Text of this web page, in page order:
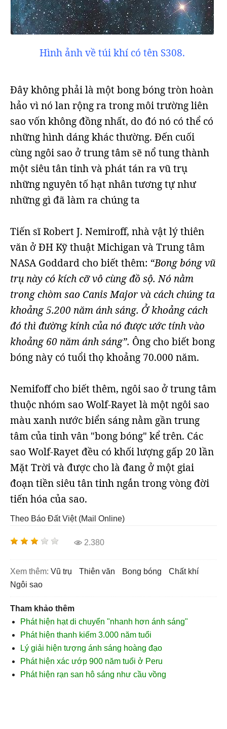
Hình ảnh về túi khí có tên S308.
Đây không phải là một bong bóng tròn hoàn
hảo vì nó lan rộng ra trong môi trường liên
sao vốn không đồng nhất, do đó nó có thể có
những hình dáng khác thường. Đến cuối
cùng ngôi sao ở trung tâm sẽ nổ tung thành
một siêu tân tinh và phát tán ra vũ trụ
những nguyên tố hạt nhân tương tự như
những gì đã làm ra chúng ta
Tiến sĩ Robert J. Nemiroff, nhà vật lý thiên
văn ở ĐH Kỹ thuật Michigan và Trung tâm
NASA Goddard cho biết thêm: “Bong bóng vũ
trụ này có kích cỡ vô cùng đồ sộ. Nó nằm
trong chòm sao Canis Major và cách chúng ta
khoảng 5.200 năm ánh sáng. Ở khoảng cách
đó thì đường kính của nó được ước tính vào
khoảng 60 năm ánh sáng”. Ông cho biết bong
bóng này có tuổi thọ khoảng 70.000 năm.
Nemifoff cho biết thêm, ngôi sao ở trung tâm
thuộc nhóm sao Wolf-Rayet là một ngôi sao
màu xanh nước biển sáng nằm gần trung
tâm của tinh vân "bong bóng" kể trên. Các
sao Wolf-Rayet đều có khối lượng gấp 20 lần
Mặt Trời và được cho là đang ở một giai
đoạn tiền siêu tân tinh ngắn trong vòng đời
tiến hóa của sao.
Theo Báo Đất Việt (Mail Online)
2.380
Xem thêm: vũ trụ thiên văn bong bóng
chất khí
ngôi sao
Tham khảo thêm
Phát hiện hạt di chuyển "nhanh hơn ánh sáng"
Phát hiện thanh kiếm 3.000 năm tuổi
Lý giải hiện tượng ánh sáng hoàng đạo
Phát hiện xác ướp 900 năm tuổi ở Peru
Phát hiện rạn san hô sáng như cầu vồng